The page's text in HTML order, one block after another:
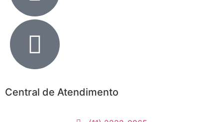
Central de Atendimento